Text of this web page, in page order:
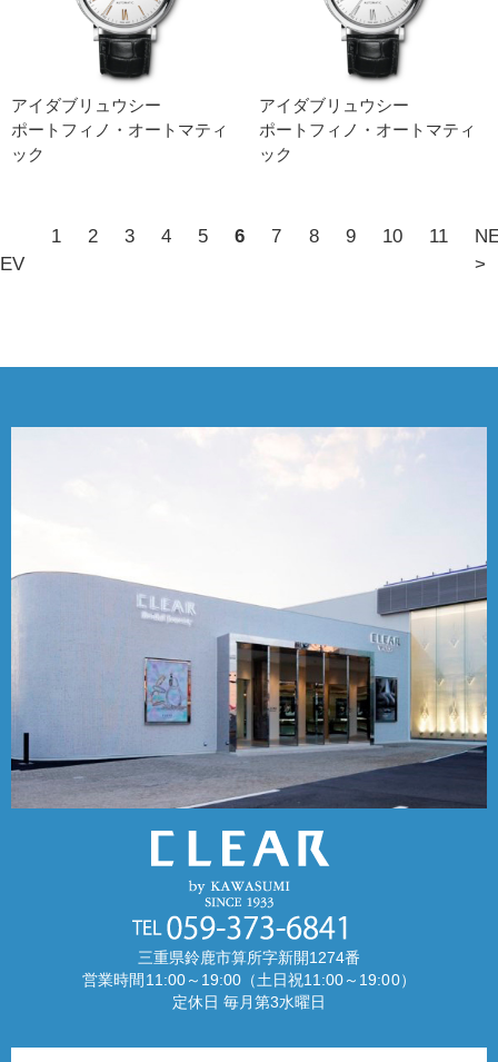
アイダブリュウシー
ポートフィノ・オートマティ
ック
アイダブリュウシー
ポートフィノ・オートマティ
ック
1 2 3 4 5 6 7 8 9 10 11
>
三重県鈴鹿市算所字新開1274番
営業時間11:00～19:00（土日祝11:00～19:00）
定休日 毎月第3水曜日